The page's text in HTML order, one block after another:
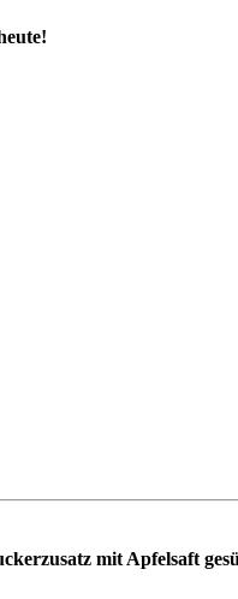
mit Apfelsaft